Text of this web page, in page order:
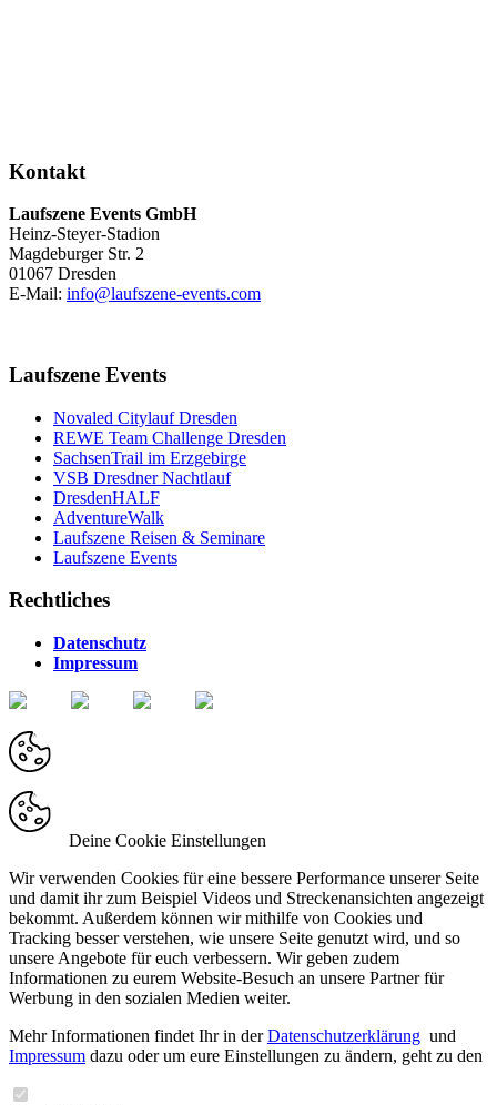
Kontakt
Laufszene Events GmbH
Heinz-Steyer-Stadion
Magdeburger Str. 2
01067 Dresden
E-Mail: info@laufszene-events.com
Laufszene Events
Novaled Citylauf Dresden
REWE Team Challenge Dresden
SachsenTrail im Erzgebirge
VSB Dresdner Nachtlauf
DresdenHALF
AdventureWalk
Laufszene Reisen & Seminare
Laufszene Events
Rechtliches
Datenschutz
Impressum
Deine Cookie Einstellungen
Wir verwenden Cookies für eine bessere Performance unserer Seite
und damit ihr zum Beispiel Videos und Streckenansichten angezeigt
bekommt. Außerdem können wir mithilfe von Cookies und
Tracking besser verstehen, wie unsere Seite genutzt wird, und so
unsere Angebote für euch verbessern. Wir geben zudem
Informationen zu eurem Website-Besuch an unsere Partner für
Werbung in den sozialen Medien weiter.
Mehr Informationen findet Ihr in derDatenschutzerklärung und
Impressum dazu oder um eure Einstellungen zu ändern, geht zu den